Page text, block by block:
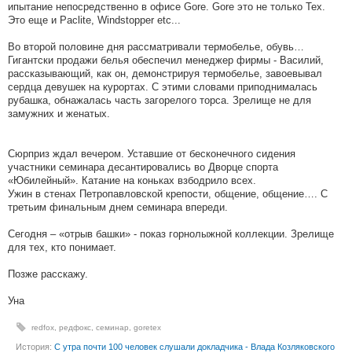
ипытание непосредственно в офисе Gore. Gore это не только Tex.
Это еще и Paclite, Windstopper etc...
Во второй половине дня рассматривали термобелье, обувь…
Гигантски продажи белья обеспечил менеджер фирмы - Василий,
рассказывающий, как он, демонстрируя термобелье, завоевывал
сердца девушек на курортах. С этими словами приподнималась
рубашка, обнажалась часть загорелого торса. Зрелище не для
замужних и женатых.
Сюрприз ждал вечером. Уставшие от бесконечного сидения
участники семинара десантировались во Дворце спорта
«Юбилейный». Катание на коньках взбодрило всех.
Ужин в стенах Петропавловской крепости, общение, общение…. С
третьим финальным днем семинара впереди.
Сегодня – «отрыв башки» - показ горнолыжной коллекции. Зрелище
для тех, кто понимает.
Позже расскажу.
Уна
redfox редфокс семинар goretex
История: С утра почти 100 человек слушали докладчика - Влада Козляковского